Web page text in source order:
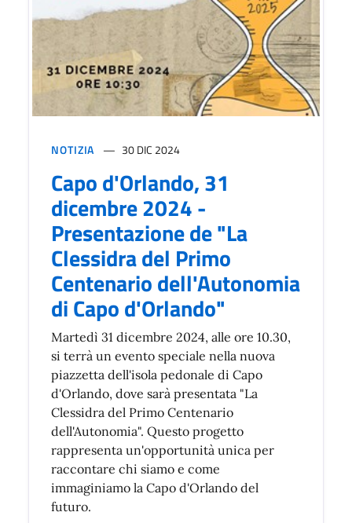
NOTIZIA 30 DIC 2024
Capo d'Orlando, 31
dicembre 2024 -
Presentazione de "La
Clessidra del Primo
Centenario dell'Autonomia
di Capo d'Orlando"
Martedì 31 dicembre 2024, alle ore 10.30,
si terrà un evento speciale nella nuova
piazzetta dell'isola pedonale di Capo
d'Orlando, dove sarà presentata "La
Clessidra del Primo Centenario
dell'Autonomia". Questo progetto
rappresenta un'opportunità unica per
raccontare chi siamo e come
immaginiamo la Capo d'Orlando del
futuro.